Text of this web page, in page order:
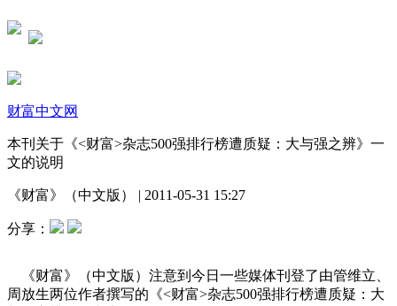
财富中文网
本刊关于《<财富>杂志500强排行榜遭质疑：大与强之辨》一
文的说明
《财富》（中文版） | 2011-05-31 15:27
分享：
《财富》（中文版）注意到今日一些媒体刊登了由管维立、
周放生两位作者撰写的《<财富>杂志500强排行榜遭质疑：大